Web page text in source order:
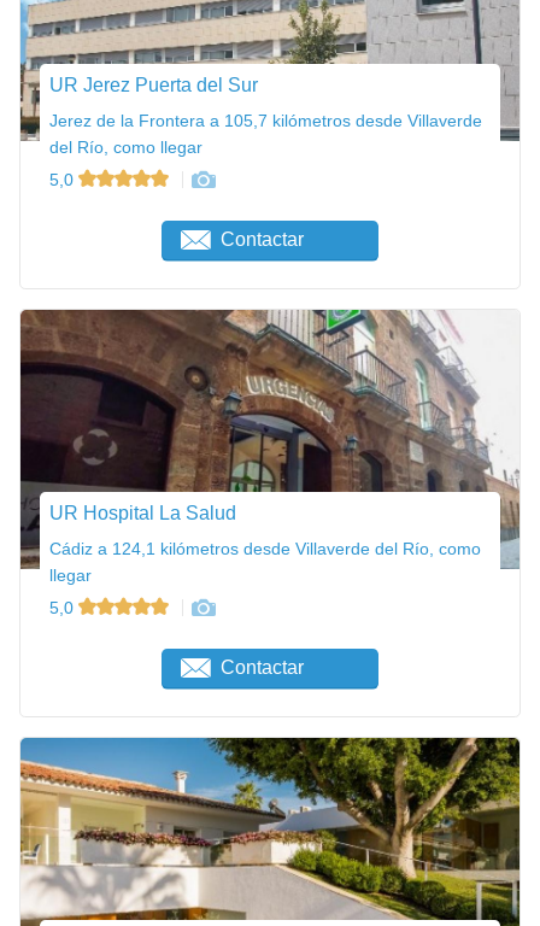
UR Jerez Puerta del Sur
Jerez de la Frontera a 105,7 kilómetros desde Villaverde
del Río, como llegar
5,0
Contactar
UR Hospital La Salud
Cádiz a 124,1 kilómetros desde Villaverde del Río, como
llegar
5,0
Contactar